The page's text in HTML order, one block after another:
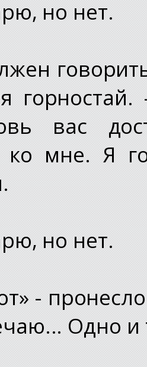
но нет.
вас
ко мне. Я
но нет.
-
Одно и